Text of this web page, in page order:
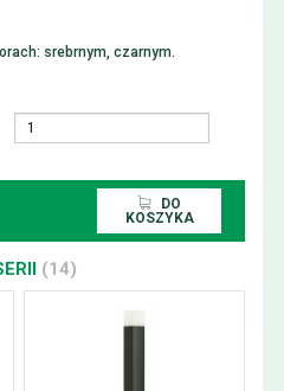
srebrnym, czarnym.
DO
KOSZYKA
(14)